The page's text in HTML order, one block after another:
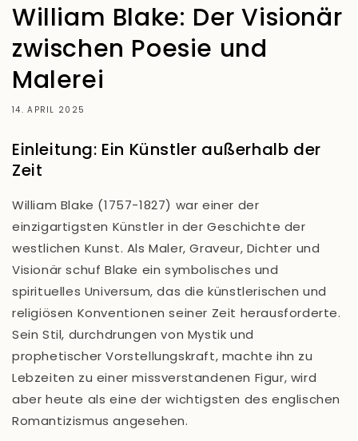
William Blake: Der Visionär
zwischen Poesie und
Malerei
14. APRIL 2025
Einleitung: Ein Künstler außerhalb der
Zeit
William Blake (1757-1827) war einer der
einzigartigsten Künstler in der Geschichte der
westlichen Kunst. Als Maler, Graveur, Dichter und
Visionär schuf Blake ein symbolisches und
spirituelles Universum, das die künstlerischen und
religiösen Konventionen seiner Zeit herausforderte.
Sein Stil, durchdrungen von Mystik und
prophetischer Vorstellungskraft, machte ihn zu
Lebzeiten zu einer missverstandenen Figur, wird
aber heute als eine der wichtigsten des englischen
Romantizismus angesehen.